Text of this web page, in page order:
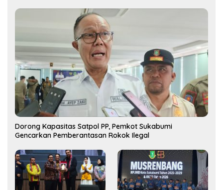
Dorong Kapasitas Satpol PP, Pemkot Sukabumi
Gencarkan Pemberantasan Rokok Ilegal